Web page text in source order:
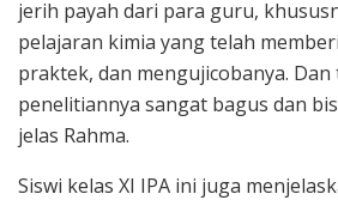
jerih payah dari para guru,
pelajaran kimia yang telah
praktek, dan mengujicobanya.
penelitiannya sangat bagus dan
jelas Rahma.
Siswi kelas XI IPA ini juga